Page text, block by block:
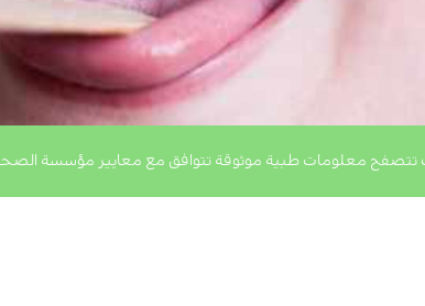
تتصفح معلومات طبية موثوقة تتوافق مع معايير مؤسسة